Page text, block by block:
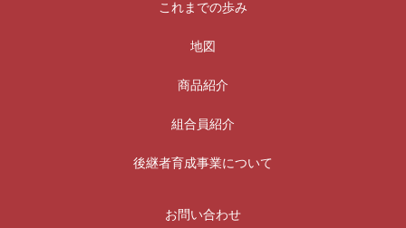
これまでの歩み
地図
商品紹介
組合員紹介
後継者育成事業について
お問い合わせ